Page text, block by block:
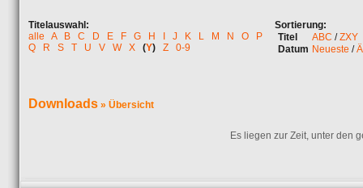
Titelauswahl:
alle
A B C D E F G H J K L M N O
P
Q
R S T U V W X (Y) Z 0-9
Sortierung:
Titel
ABC /ZXY
Datum Neueste /
Downloads » Übersicht
Es liegen zur Zeit, unter den